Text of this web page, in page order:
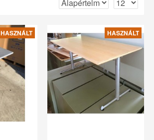
HASZNÁLT HASZNÁLT